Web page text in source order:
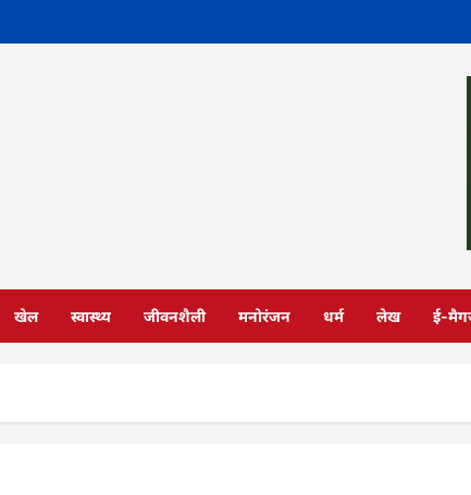
खेल स्वास्थ्य जीवनशैली मनोरंजन धर्म लेख ई-